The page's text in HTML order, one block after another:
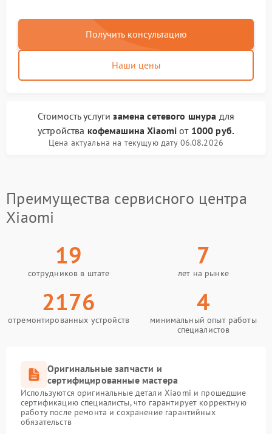
Получить консультацию
Наши цены
Стоимость услугизамена сетевого шнура для
устройства кофемашина Xiaomi от 1000 руб.
Цена актуальна на текущую дату 06.08.2026
Преимущества сервисного центра
Xiaomi
19
сотрудников в штате
7
лет на рынке
2176
отремонтированных устройств
4
минимальный опыт работы
специалистов
Оригинальные запчасти и
сертифицированные мастера
Используются оригинальные детали Xiaomi и прошедшие
сертификацию специалисты, что гарантирует корректную
работу после ремонта и сохранение гарантийных
обязательств